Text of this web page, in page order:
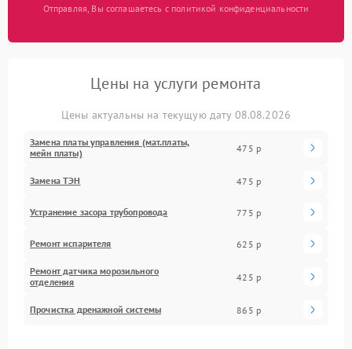
Отправляя, Вы соглашаетесь с политикой конфиденциальности
Цены на услуги ремонта
Цены актуальны на текущую дату 08.08.2026
Замена платы управления (мат.платы,
мейн платы)
475 р
Замена ТЭН 475 р
Устранение засора трубопровода 775 р
Ремонт испарителя 625 р
Ремонт датчика морозильного
отделения
425 р
Прочистка дренажной системы 865 р